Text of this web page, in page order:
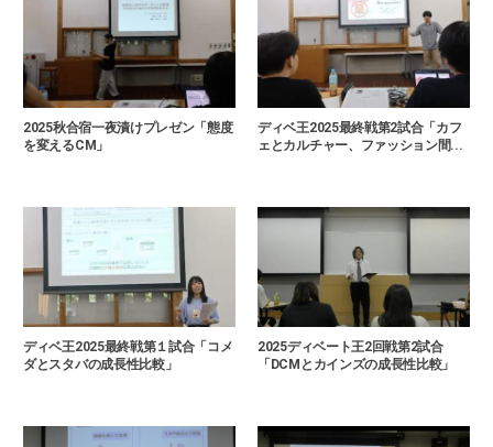
2025秋合宿一夜漬けプレゼン「態度
を変えるCM」
ディベ王2025最終戦第2試合「カフ
ェとカルチャー、ファッション間...
ディベ王2025最終戦第１試合「コメ
ダとスタバの成長性比較」
2025ディベート王2回戦第2試合
「DCMとカインズの成長性比較」